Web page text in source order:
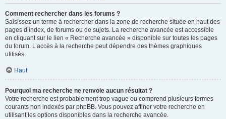
Comment rechercher dans les forums ?
Saisissez un terme à rechercher dans la zone de recherche située en haut des
pages d’index, de forums ou de sujets. La recherche avancée est accessible
en cliquant sur le lien « Recherche avancée » disponible sur toutes les pages
du forum. L’accès à la recherche peut dépendre des thèmes graphiques
utilisés.
Haut
Pourquoi ma recherche ne renvoie aucun résultat ?
Votre recherche est probablement trop vague ou comprend plusieurs termes
courants non indexés par phpBB. Vous pouvez affiner votre recherche en
utilisant les options disponibles dans la recherche avancée.